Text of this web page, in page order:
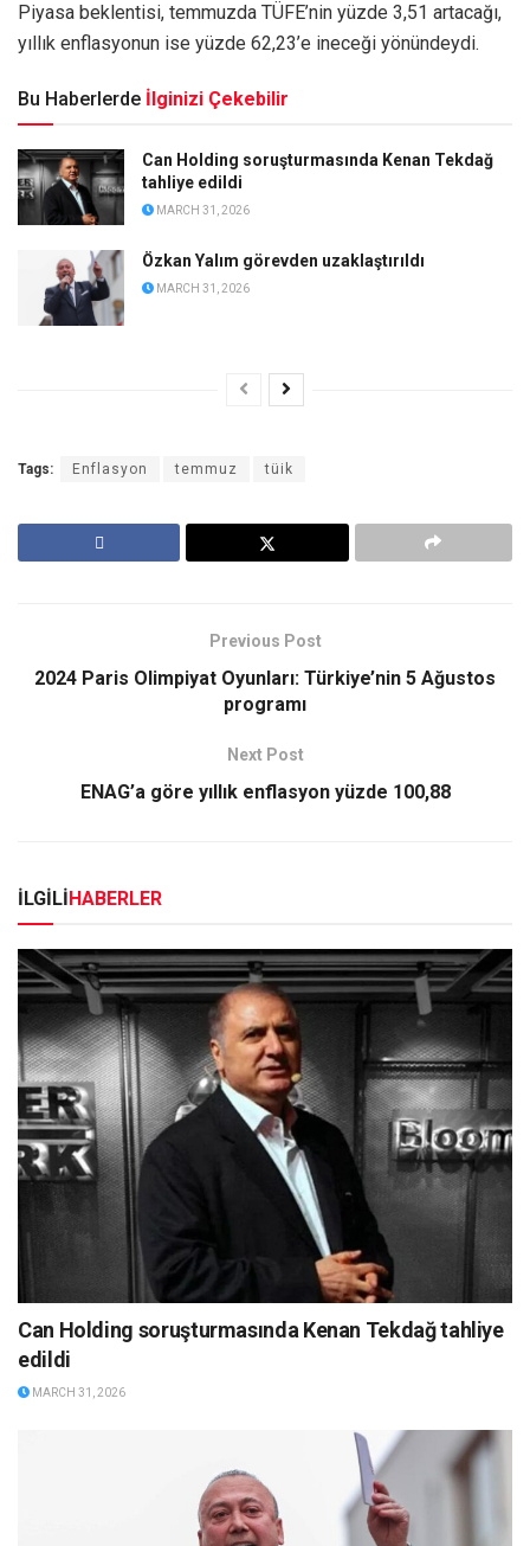
Piyasa beklentisi, temmuzda TÜFE’nin yüzde 3,51 artacağı,
yıllık enflasyonun ise yüzde 62,23’e ineceği yönündeydi.
Bu Haberlerde İlginizi Çekebilir
Can Holding soruşturmasında Kenan Tekdağ
tahliye edildi
MARCH 31, 2026
Özkan Yalım görevden uzaklaştırıldı
MARCH 31, 2026
Tags: Enflasyon temmuz tüik
Previous Post
2024 Paris Olimpiyat Oyunları: Türkiye’nin 5 Ağustos
programı
Next Post
ENAG’a göre yıllık enflasyon yüzde 100,88
İLGİLİHABERLER
Can Holding soruşturmasında Kenan Tekdağ tahliye
edildi
MARCH 31, 2026